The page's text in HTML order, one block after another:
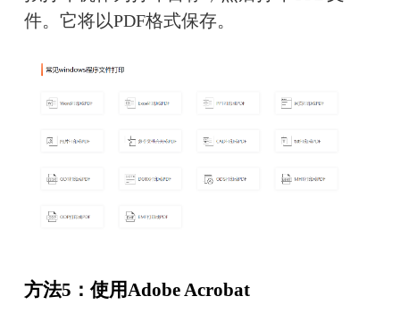
件。它将以PDF格式保存。
方法5：使用Adobe Acrobat